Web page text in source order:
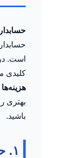
است.
کلیدی
هزینه‌ها
بهتری
باشید.
۱. حسابداری صنعتی چیست؟